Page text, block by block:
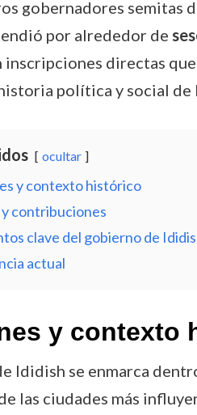
gobernadores semitas
por alrededor de
inscripciones directas
política y social de
ocultar
y contexto histórico
contribuciones
clave del gobierno de
actual
y contexto
Ididish se enmarca
las ciudades más